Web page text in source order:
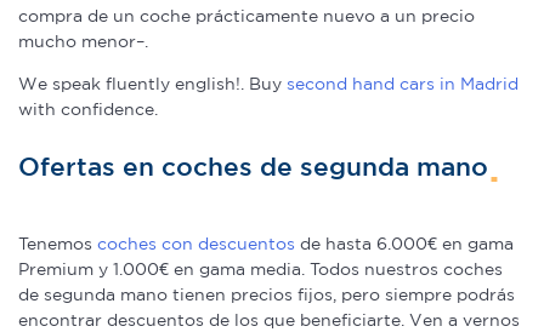
compra de un coche prácticamente nuevo a un precio
mucho menor–.
We speak fluently english!. Buy second hand cars in Madrid
with confidence.
Ofertas en coches de segunda mano
Tenemos coches con descuentos de hasta 6.000€ en gama
Premium y 1.000€ en gama media. Todos nuestros coches
de segunda mano tienen precios fijos, pero siempre podrás
encontrar descuentos de los que beneficiarte. Ven a vernos